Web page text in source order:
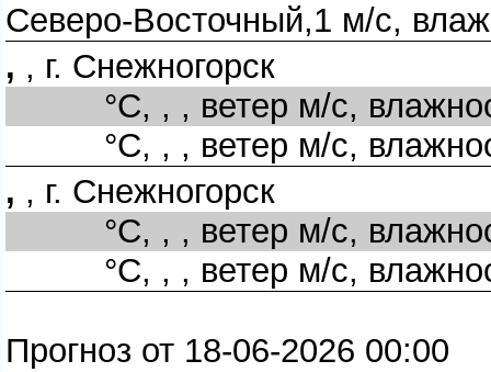
Северо-Восточный,1 м/с,
, , г. Снежногорск
°C, , , ветер м/с,
°C, , , ветер м/с,
, , г. Снежногорск
°C, , , ветер м/с,
°C, , , ветер м/с,
Прогноз от 18-06-2026 00:00